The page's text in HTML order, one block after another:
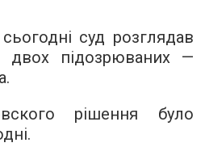
суд розглядав
двох підозрюваних —
рішення було